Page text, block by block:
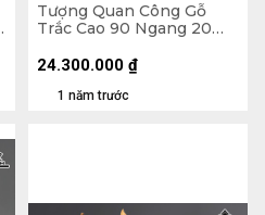
Tượng Quan Công Gỗ
Trắc Cao 90 Ngang 20
1 năm trước
24.300.000 ₫